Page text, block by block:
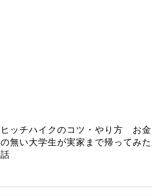
ヒッチハイクのコツ・やり方 お金
の無い大学生が実家まで帰ってみた
話